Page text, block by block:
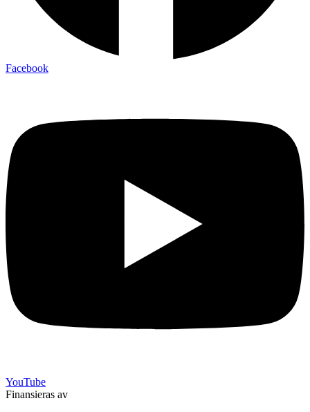
Facebook
YouTube
Finansieras av